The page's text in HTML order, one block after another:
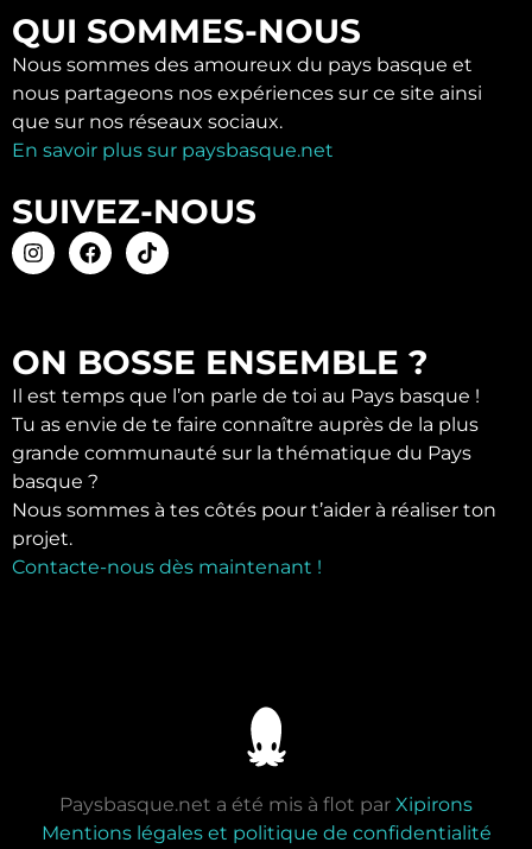
QUI SOMMES-NOUS
Nous sommes des amoureux du pays basque et
nous partageons nos expériences sur ce site ainsi
que sur nos réseaux sociaux.
En savoir plus sur paysbasque.net
SUIVEZ-NOUS
ON BOSSE ENSEMBLE ?
Il est temps que l’on parle de toi au Pays basque !
Tu as envie de te faire connaître auprès de la plus
grande communauté sur la thématique du Pays
basque ?
Nous sommes à tes côtés pour t’aider à réaliser ton
projet.
Contacte-nous dès maintenant !
Paysbasque.net a été mis à flot par Xipirons
Mentions légales et politique de confidentialité